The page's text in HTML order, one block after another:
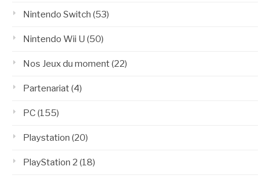
Nintendo Switch (53)
Nintendo Wii U (50)
Nos Jeux du moment(22)
Partenariat(4)
PC(155)
Playstation (20)
PlayStation 2 (18)